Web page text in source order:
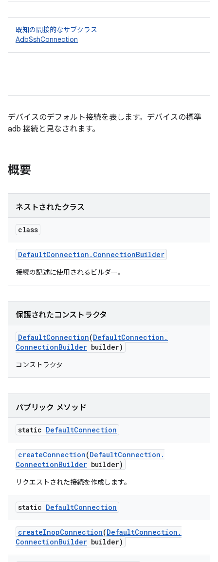
既知の間接的なサブクラス
AdbSshConnection
デバイスのデフォルト接続を表します。デバイスの標準
adb 接続と見なされます。
概要
ネストされたクラス
class
DefaultConnection . ConnectionBuilder
接続の記述に使用されるビルダー。
保護されたコンストラクタ
DefaultConnection(DefaultConnection .
ConnectionBuilder builder)
コンストラクタ
パブリック メソッド
static DefaultConnection
createConnection(DefaultConnection .
ConnectionBuilder builder)
リクエストされた接続を作成します。
static DefaultConnection
createInopConnection(DefaultConnection .
ConnectionBuilder builder)